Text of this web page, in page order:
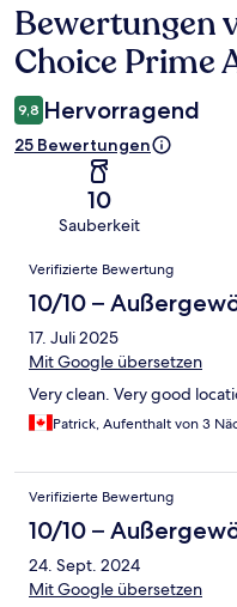
Bewertungen
Bewertungen
Choice Prime
9,8 Hervorragend
25 Bewertungen
10
Sauberkeit
Bewertungen
Verifizierte Bewertung
10/10 –
17. Juli 2025
Mit Google übersetzen
Very clean. Very good
Patrick, Aufenthalt von 3
Verifizierte Bewertung
10/10 –
24. Sept. 2024
Mit Google übersetzen